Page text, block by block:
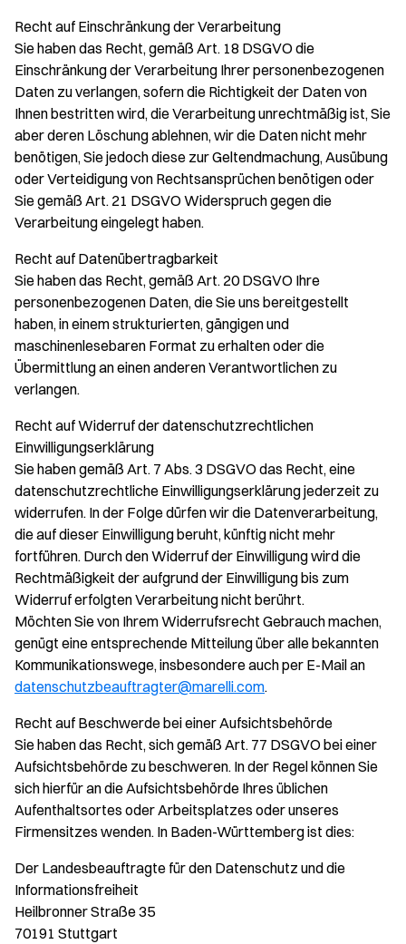
Recht auf Einschränkung der Verarbeitung
Sie haben das Recht, gemäß Art. 18 DSGVO die
Einschränkung der Verarbeitung Ihrer personenbezogenen
Daten zu verlangen, sofern die Richtigkeit der Daten von
Ihnen bestritten wird, die Verarbeitung unrechtmäßig ist, Sie
aber deren Löschung ablehnen, wir die Daten nicht mehr
benötigen, Sie jedoch diese zur Geltendmachung, Ausübung
oder Verteidigung von Rechtsansprüchen benötigen oder
Sie gemäß Art. 21 DSGVO Widerspruch gegen die
Verarbeitung eingelegt haben.
Recht auf Datenübertragbarkeit
Sie haben das Recht, gemäß Art. 20 DSGVO Ihre
personenbezogenen Daten, die Sie uns bereitgestellt
haben, in einem strukturierten, gängigen und
maschinenlesebaren Format zu erhalten oder die
Übermittlung an einen anderen Verantwortlichen zu
verlangen.
Recht auf Widerruf der datenschutzrechtlichen
Einwilligungserklärung
Sie haben gemäß Art. 7 Abs. 3 DSGVO das Recht, eine
datenschutzrechtliche Einwilligungserklärung jederzeit zu
widerrufen. In der Folge dürfen wir die Datenverarbeitung,
die auf dieser Einwilligung beruht, künftig nicht mehr
fortführen. Durch den Widerruf der Einwilligung wird die
Rechtmäßigkeit der aufgrund der Einwilligung bis zum
Widerruf erfolgten Verarbeitung nicht berührt.
Möchten Sie von Ihrem Widerrufsrecht Gebrauch machen,
genügt eine entsprechende Mitteilung über alle bekannten
Kommunikationswege, insbesondere auch per E-Mail an
datenschutzbeauftragter@marelli.com.
Recht auf Beschwerde bei einer Aufsichtsbehörde
Sie haben das Recht, sich gemäß Art. 77 DSGVO bei einer
Aufsichtsbehörde zu beschweren. In der Regel können Sie
sich hierfür an die Aufsichtsbehörde Ihres üblichen
Aufenthaltsortes oder Arbeitsplatzes oder unseres
Firmensitzes wenden. In Baden-Württemberg ist dies:
Der Landesbeauftragte für den Datenschutz und die
Informationsfreiheit
Heilbronner Straße 35
70191 Stuttgart